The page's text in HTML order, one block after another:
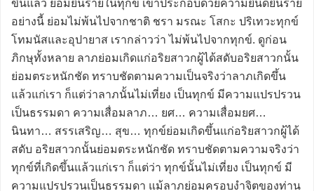
ขึ้นแล้ว ย่อมยินร้ายในทุกข์ เขาประกอบด้วยความยินดียินร้าย
อย่างนี้ ย่อมไม่พ้นไปจากชาติ ชรา มรณะ โสกะ ปริเทวะทุกข์
โทมนัสและอุปายาส เรากล่าวว่า ไม่พ้นไปจากทุกข์. ดูก่อน
ภิกษุทั้งหลาย ลาภย่อมเกิดแก่อริยสาวกผู้ได้สดับอริยสาวกนั้น
ย่อมตระหนักชัด ทราบชัดตามความเป็นจริงว่าลาภเกิดขึ้น
แล้วแก่เรา ก็แต่ว่าลาภนั้นไม่เที่ยง เป็นทุกข์ มีความแปรปรวน
เป็นธรรมดา ความเสื่อมลาภ… ยศ… ความเสื่อมยศ…
นินทา… สรรเสริญ… สุข… ทุกข์ย่อมเกิดขึ้นแก่อริยสาวกผู้ได้
สดับ อริยสาวกนั้นย่อมตระหนักชัด ทราบชัดตามความจริงว่า
ทุกข์ที่เกิดขึ้นแล้วแก่เรา ก็แต่ว่า ทุกข์นั้นไม่เที่ยง เป็นทุกข์ มี
ความแปรปรวนเป็นธรรมดา แม้ลาภย่อมครอบงำจิตของท่าน